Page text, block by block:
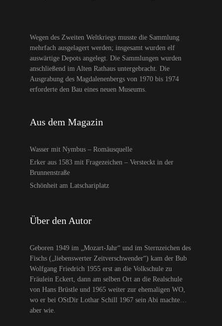
Wegen des Zweiten Weltkriegs musste die Sammlung
mehrfach ausgelagert werden; insgesamt wurden elf
auswärtige Depots angelegt. Die Sammlungen wurden
anschließend im Alten Rathaus untergebracht. Die
Ausgrabung des Magdalenenbergs von 1970 bis 1974
erforderte den Bau eines neuen Museums.
Aus dem Magazin
Wasser mit Nymbus – Romäusquelle
Erker aus 1583 mit Fragezeichen – Versteckt in der
Brunnenstraße
Schönheit am Latschariplatz
Über den Autor
Geboren 1949 im „Mozart-Jahr“ und im Sternzeichen des
Fischs („liebenswerter Zeitverschwender“) kam der Bub
Wolfgang Friedrich 1955 erst an die Volkschule zu
Fräulein Eckert, dann am selben Ort an die Realschule
von Hans Brüstle und 1965 weiter zur ehemaligen WO,
wo er bei OStDir Lothar Schill 1967 sein Abi machte…
aber wie.